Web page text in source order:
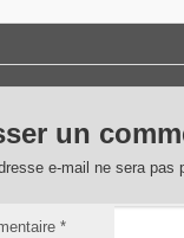
un
e-mail ne sera pas
*